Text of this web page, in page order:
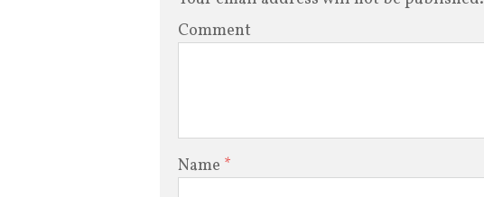
Comment
Name *